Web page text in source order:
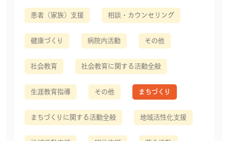
患者（家族）支援 相談・カウンセリング
健康づくり 病院内活動 その他
社会教育 社会教育に関する活動全般
生涯教育指導 その他 まちづくり
まちづくりに関する活動全般 地域活性化支援